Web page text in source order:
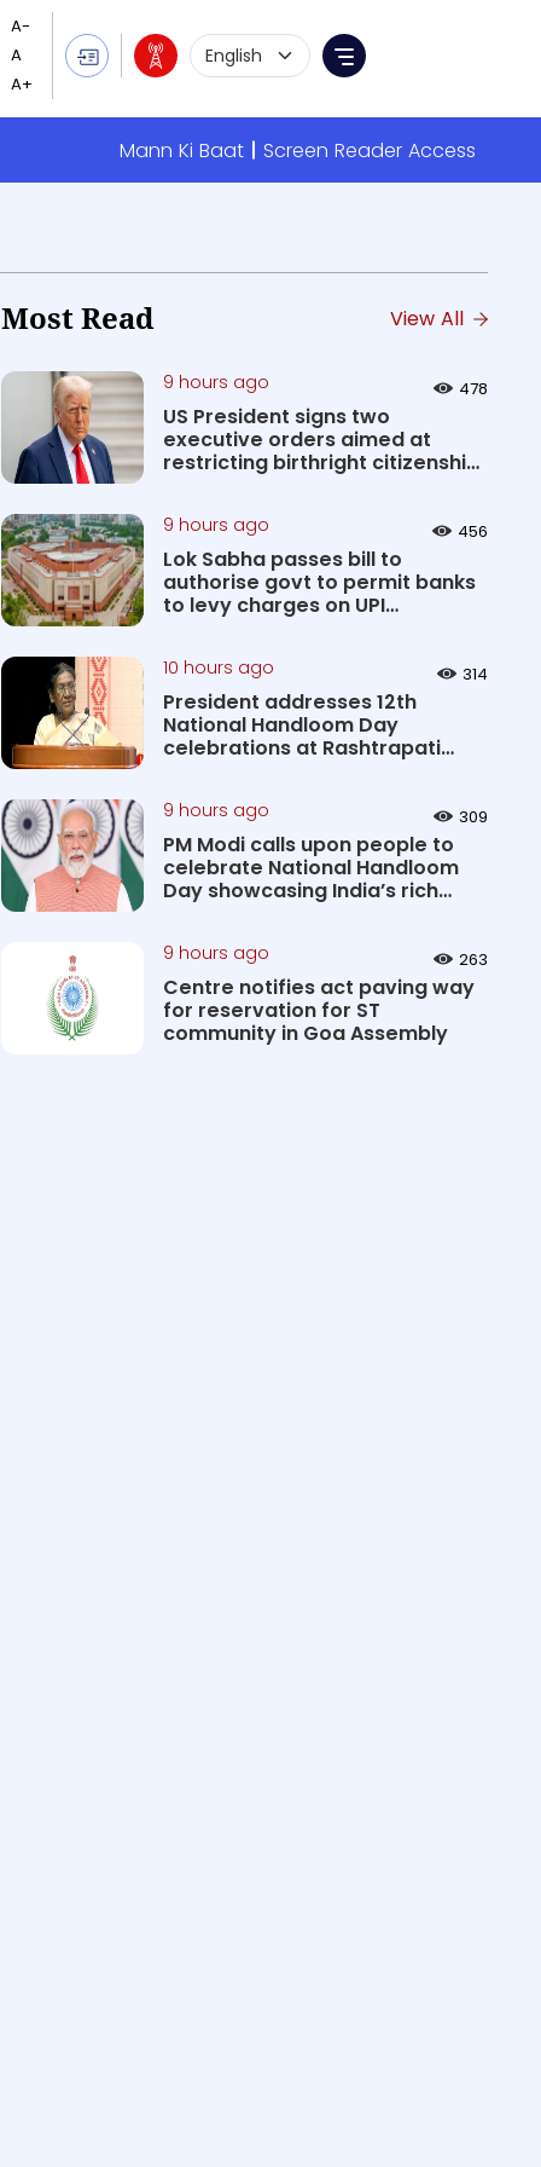
Language Selection
Menu
Mann Ki Baat Screen Reader Access
Most Read View All
9 hours ago 478
US President signs two
executive orders aimed at
restricting birthright citizenship
9 hours ago 456
Lok Sabha passes bill to
authorise govt to permit banks
to levy charges on UPI
10 hours ago 314
President addresses 12th
National Handloom Day
celebrations at Rashtrapati
9 hours ago 309
PM Modi calls upon people to
celebrate National Handloom
Day showcasing India’s rich
9 hours ago 263
Centre notifies act paving way
for reservation for ST
community in Goa Assembly